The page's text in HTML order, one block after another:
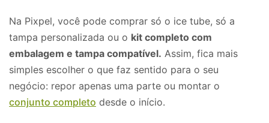
Na Pixpel, você pode comprar só o ice tube, só a
tampa personalizada ou o kit completo com
embalagem e tampa compatível. Assim, fica mais
simples escolher o que faz sentido para o seu
negócio: repor apenas uma parte ou montar o
conjunto completo desde o início.